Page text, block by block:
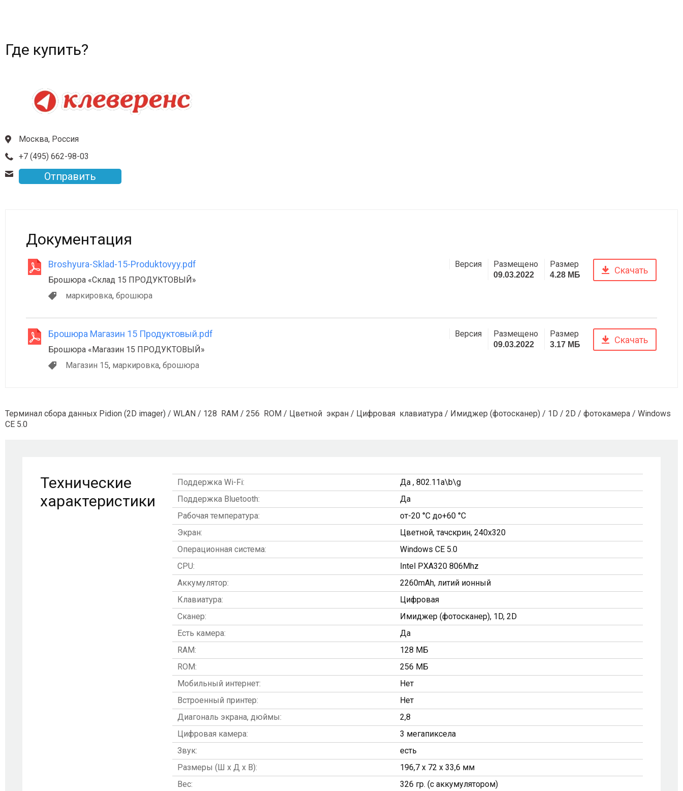
Где купить?
Москва, Россия
+7 (495) 662-98-03
Отправить
Документация
Broshyura-Sklad-15-Produktovyy.pdf
Брошюра «Склад 15 ПРОДУКТОВЫЙ»
маркировка, брошюра
Версия Размещено
09.03.2022
Размер
4.28 МБ Скачать
Брошюра Магазин 15 Продуктовый.pdf
Брошюра «Магазин 15 ПРОДУКТОВЫЙ»
Магазин 15, маркировка, брошюра
Версия Размещено
09.03.2022
Размер
3.17 МБ Скачать
Терминал сбора данных Pidion (2D imager) / WLAN / 128 RAM / 256 ROM / Цветной экран / Цифровая клавиатура / Имиджер (фотосканер) / 1D / 2D / фотокамера / Windows
CE 5.0
Технические
характеристики
Поддержка Wi-Fi:
Да , 802.11a\b\g
Поддержка Bluetooth:
Да
Рабочая температура:
от-20 °C до+60 °C
Экран:
Цветной, тачскрин, 240x320
Операционная система:
Windows CE 5.0
CPU:
Intel PXA320 806Mhz
Аккумулятор:
2260mAh, литий ионный
Клавиатура:
Цифровая
Сканер:
Имиджер (фотосканер), 1D, 2D
Есть камера:
Да
RAM:
128 МБ
ROM:
256 МБ
Мобильный интернет:
Нет
Встроенный принтер:
Нет
Диагональ экрана, дюймы:
2,8
Цифровая камера:
3 мегапиксела
Звук:
есть
Размеры (Ш х Д х В):
196,7 x 72 x 33,6 мм
Вес:
326 гр. (с аккумулятором)